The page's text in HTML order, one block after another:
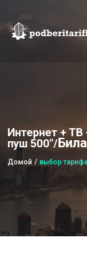
Интернет + ТВ
пуш 500"/
Домой выбор тарифа